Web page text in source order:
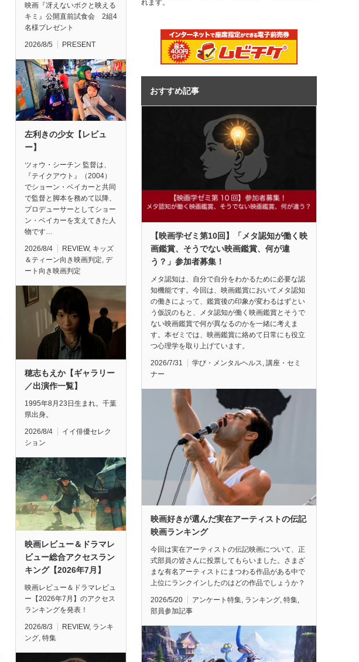
映画『冴えないボクと映える
キミ』公開直前試食会 2組4
名様プレゼント
2026/8/5 PRESENT
左利きの少女【レビュ
ー】
ツォウ・シーチン 監督は、
『テイクアウト』（2004）
でショーン・ベイカーと共同
で監督と脚本を務めて以降、
プロデューサーとしてショー
ン・ベイカーを支えてきた人
物です…
2026/8/4 REVIEW, キッズ
＆ティーン向き映画判定, デ
ート向き映画判定
穂志もえか【ギャラリー
／出演作一覧】
1995年8月23日生まれ。千葉
県出身。
2026/8/4
イイ俳優セレク
ション
映画レビュー＆ドラマレ
ビュー総合アクセスラン
キング【2026年7月】
映画レビュー＆ドラマレビュ
ー【2026年7月】のアクセス
ランキングを発表！
2026/8/3 REVIEW, ランキ
ング, 特集
れます。
おすすめ記事
【映画学ゼミ第10回】「メタ認知が働く映
画鑑賞、そうでない映画鑑賞、何が違
う？」参加者募集！
メタ認知は、自分で自分をわかるために必要な認
知機能です。今回は、映画鑑賞においてメタ認知
の働きによって、鑑賞後の印象が変わるはずとい
う仮説のもと、メタ認知が働く映画鑑賞とそうで
ない映画鑑賞で何が異なるのかを一緒に考えま
す。本ゼミでは、映画鑑賞に絡めて日常にも役立
つ心理学を取り上げています。
2026/7/31 学び・メンタルヘルス, 講座・セミ
ナー
映画好きが選んだ実在アーティストの伝記
映画ランキング
今回は実在アーティストの伝記映画について、正
式部員の皆さんに投票してもらいました。さまざ
まな有名アーティストにまつわる作品がある中で
上位にランクインしたのはどの作品でしょうか？
2026/5/20 アンケート特集, ランキング, 特集,
部員参加記事